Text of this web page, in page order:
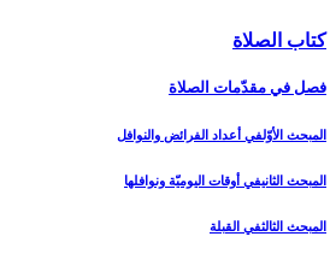
كتاب الصلاة
فصل في مقدّمات الصلاة
المبحث الأوّل‏في أعداد الفرائض والنوافل‏
المبحث الثاني‏في أوقات اليوميّة ونوافلها
المبحث الثالث‏في القبلة